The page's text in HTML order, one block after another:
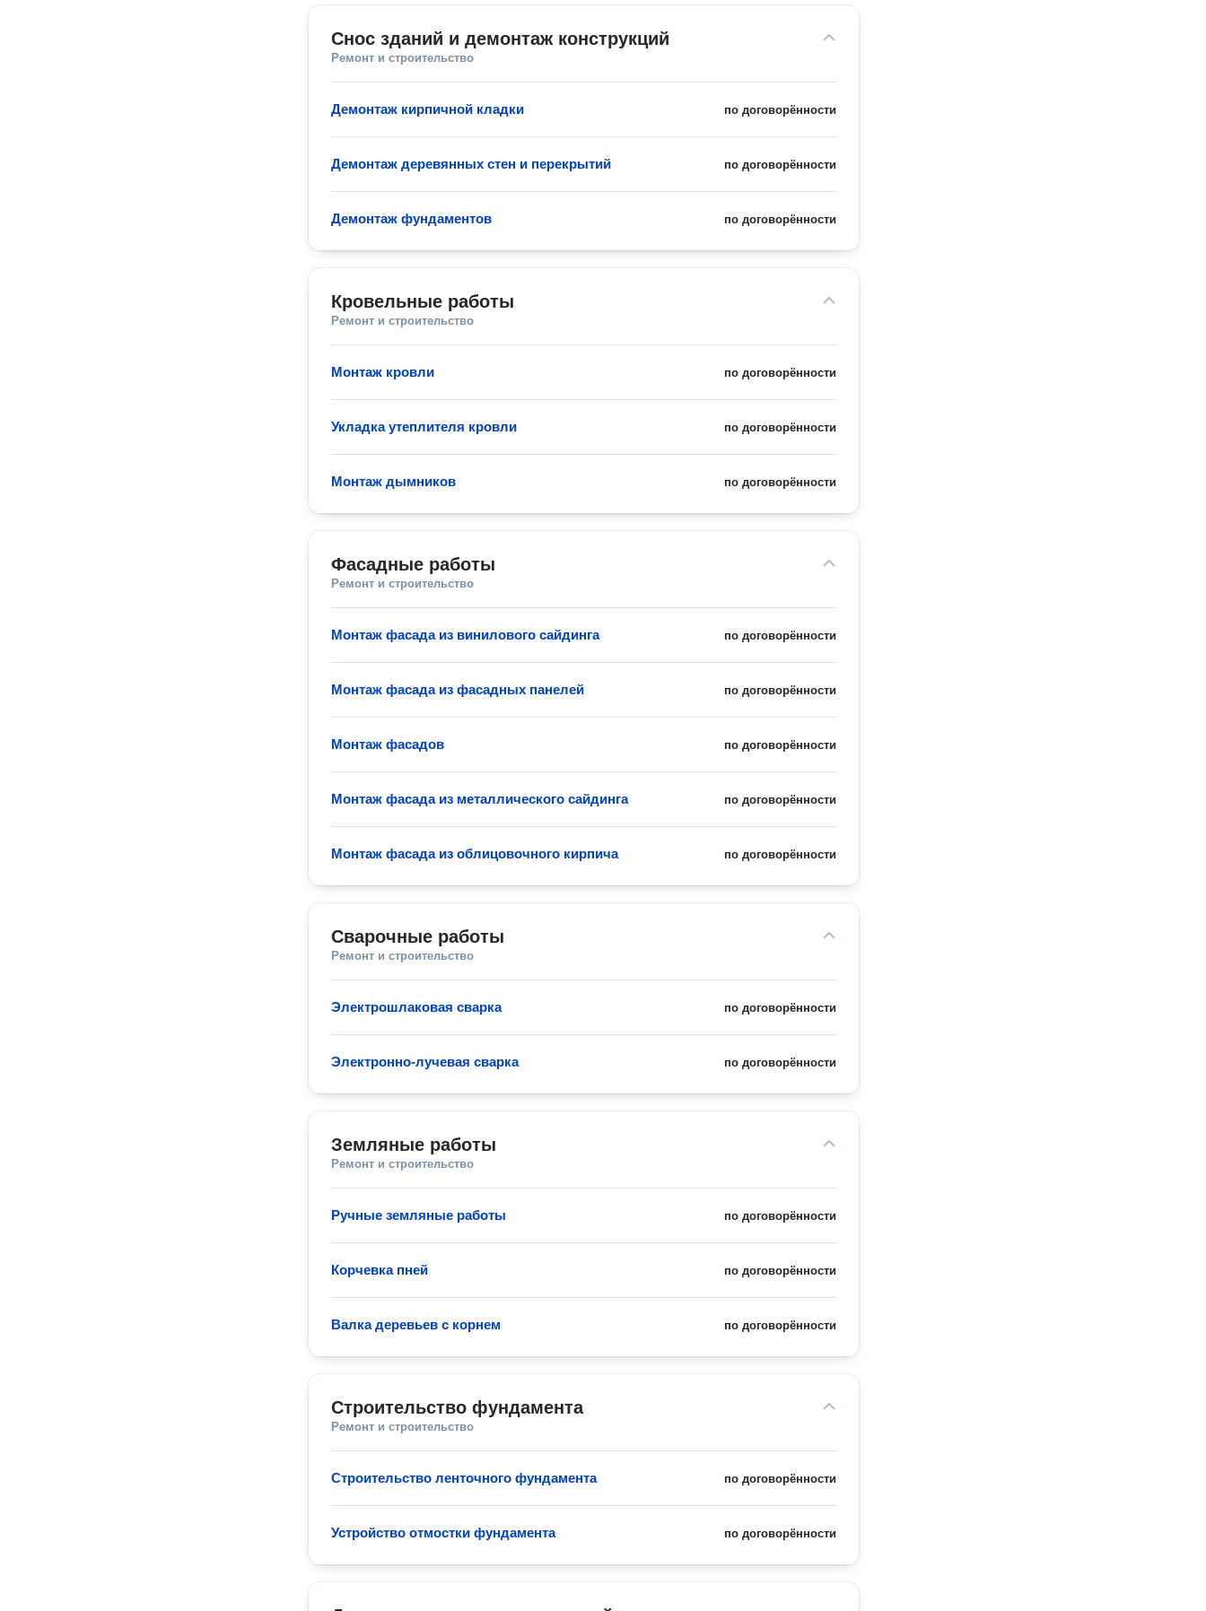
Снос зданий и демонтаж конструкций
Ремонт и строительство
по договорённости
Демонтаж кирпичной кладки
по договорённости
Демонтаж деревянных стен и перекрытий
по договорённости
Демонтаж фундаментов
Кровельные работы
Ремонт и строительство
по договорённости
Монтаж кровли
по договорённости
Укладка утеплителя кровли
по договорённости
Монтаж дымников
Фасадные работы
Ремонт и строительство
по договорённости
Монтаж фасада из винилового сайдинга
по договорённости
Монтаж фасада из фасадных панелей
по договорённости
Монтаж фасадов
по договорённости
Монтаж фасада из металлического сайдинга
по договорённости
Монтаж фасада из облицовочного кирпича
Сварочные работы
Ремонт и строительство
по договорённости
Электрошлаковая сварка
по договорённости
Электронно-лучевая сварка
Земляные работы
Ремонт и строительство
по договорённости
Ручные земляные работы
по договорённости
Корчевка пней
по договорённости
Валка деревьев с корнем
Строительство фундамента
Ремонт и строительство
по договорённости
Строительство ленточного фундамента
по договорённости
Устройство отмостки фундамента